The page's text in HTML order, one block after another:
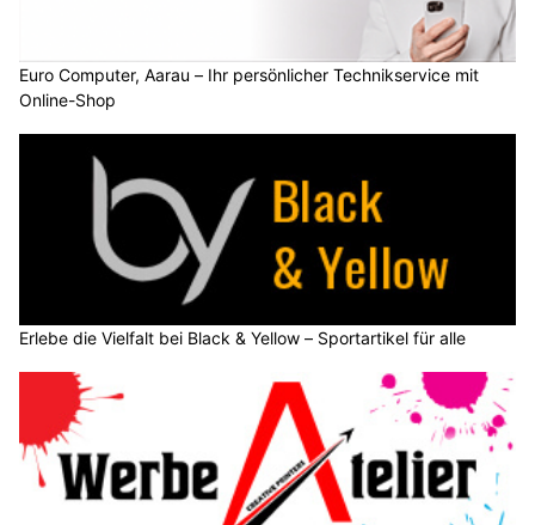
Euro Computer, Aarau – Ihr persönlicher Technikservice mit
Online-Shop
Erlebe die Vielfalt bei Black & Yellow – Sportartikel für alle